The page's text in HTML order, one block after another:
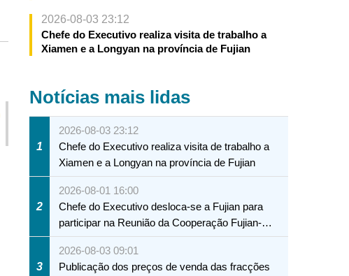
2026-08-03 23:12
Chefe do Executivo realiza visita de trabalho a
Xiamen e a Longyan na província de Fujian
Notícias mais lidas
1
2026-08-03 23:12
Chefe do Executivo realiza visita de trabalho a
Xiamen e a Longyan na província de Fujian
2
2026-08-01 16:00
Chefe do Executivo desloca-se a Fujian para
participar na Reunião da Cooperação Fujian-
Macau
3
2026-08-03 09:01
Publicação dos preços de venda das fracções